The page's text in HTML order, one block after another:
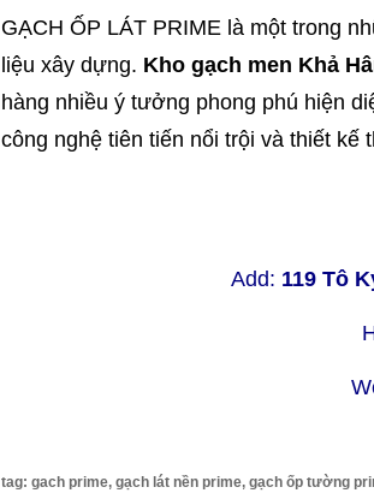
GẠCH ỐP LÁT PRIME là một trong
liệu xây dựng. Kho gạch men Khả
hàng nhiều ý tưởng phong phú hiện
công nghệ tiên tiến nổi trội và thiết kế
Add: 119 Tô
tag: gach prime, gạch lát nền prime, gạch ốp tường